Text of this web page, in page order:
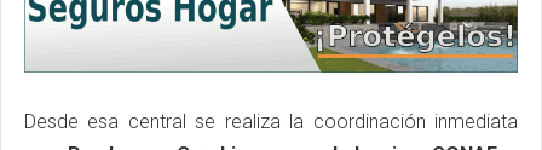
Desde esa central se realiza la coordinación inmediata